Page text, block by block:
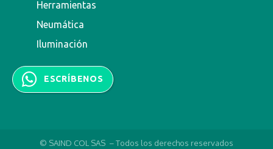
Herramientas
Neumática
Iluminación
ESCRÍBENOS
© SAIND COL SAS – Todos los derechos reservados